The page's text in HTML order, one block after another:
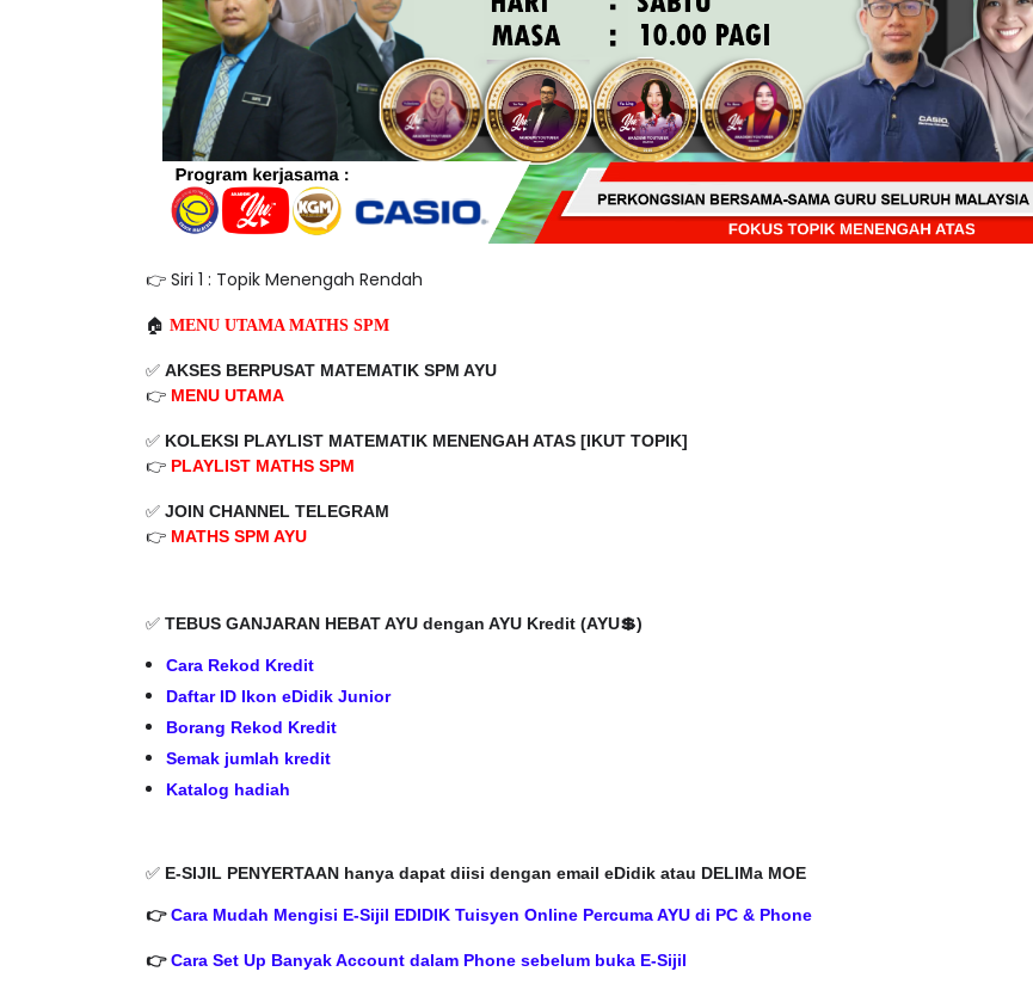
👉 Siri 1 : Topik Menengah Rendah
🏠 MENU UTAMA MATHS SPM
✅ AKSES BERPUSAT MATEMATIK SPM AYU
👉 MENU UTAMA
✅ KOLEKSI PLAYLIST MATEMATIK MENENGAH ATAS [IKUT TOPIK]
👉 PLAYLIST MATHS SPM
✅ JOIN CHANNEL TELEGRAM
👉 MATHS SPM AYU
✅ TEBUS GANJARAN HEBAT AYU dengan AYU Kredit (AYU💲)
Cara Rekod Kredit
Daftar ID Ikon eDidik Junior
Borang Rekod Kredit
Semak jumlah kredit
Katalog hadiah
✅ E-SIJIL PENYERTAAN hanya dapat diisi dengan email eDidik atau DELIMa MOE
👉Cara Mudah Mengisi E-Sijil EDIDIK Tuisyen Online Percuma AYU di PC & Phone
👉Cara Set Up Banyak Account dalam Phone sebelum buka E-Sijil
Tingkatan 4
9 hari yang lalu
LIVE
🔴 [LIVE] PRINSIP PERAKAUNAN,
BEDAH TUNTAS SOALAN 1 TRIAL
OLEH CIKGU ...
Yu. Chekgu LK 10 hari yang lalu
TRANSFORMASI DIGITAL GURU
SIRI 7 : PAHLAWAN DIGITAL
PENYELAMAT DUNIA
Unknown 6 hari yang lalu